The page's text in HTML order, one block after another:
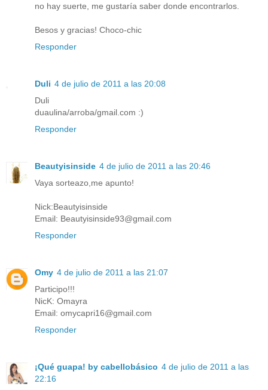
no hay suerte, me gustaría saber donde encontrarlos.
Besos y gracias! Choco-chic
Responder
Duli 4 de julio de 2011 a las 20:08
Duli
duaulina/arroba/gmail.com :)
Responder
Beautyisinside 4 de julio de 2011 a las 20:46
Vaya sorteazo,me apunto!
Nick:Beautyisinside
Email: Beautyisinside93@gmail.com
Responder
Omy 4 de julio de 2011 a las 21:07
Participo!!!
NicK: Omayra
Email: omycapri16@gmail.com
Responder
¡Qué guapa! by cabellobásico 4 de julio de 2011 a las
22:16